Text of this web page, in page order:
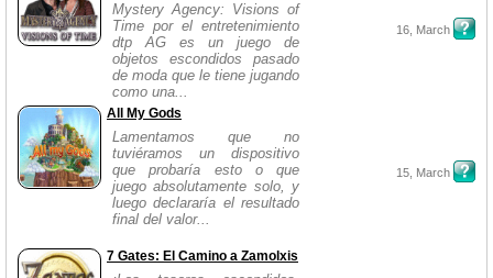
Mystery Agency: Visions of
Time por el entretenimiento
dtp AG es un juego de
objetos escondidos pasado
de moda que le tiene jugando
como una...
16, March
All My Gods
Lamentamos que no
tuviéramos un dispositivo
que probaría esto o que
juego absolutamente solo, y
luego declararía el resultado
final del valor...
15, March
7 Gates: El Camino a Zamolxis